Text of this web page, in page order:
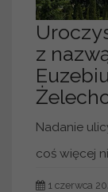
z
Nadanie
coś więcej
1 czerwca